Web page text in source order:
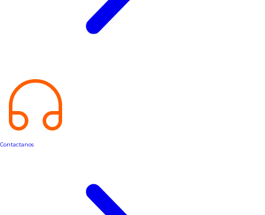
Contactanos